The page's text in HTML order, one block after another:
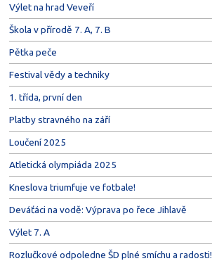
Výlet na hrad Veveří
Škola v přírodě 7. A, 7. B
Pětka peče
Festival vědy a techniky
1. třída, první den
Platby stravného na září
Loučení 2025
Atletická olympiáda 2025
Kneslova triumfuje ve fotbale!
Deváťáci na vodě: Výprava po řece Jihlavě
Výlet 7. A
Rozlučkové odpoledne ŠD plné smíchu a radosti!